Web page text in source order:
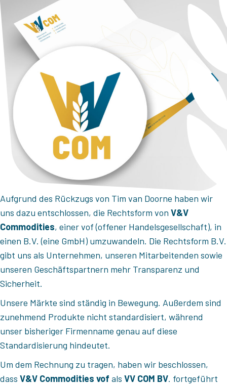
Aufgrund des Rückzugs von Tim van Doorne haben wir
uns dazu entschlossen, die Rechtsform von V&V
Commodities, einer vof (offener Handelsgesellschaft), in
einen B.V. (eine GmbH) umzuwandeln. Die Rechtsform B.V.
gibt uns als Unternehmen, unseren Mitarbeitenden sowie
unseren Geschäftspartnern mehr Transparenz und
Sicherheit.
Unsere Märkte sind ständig in Bewegung. Außerdem sind
zunehmend Produkte nicht standardisiert, während
unser bisheriger Firmenname genau auf diese
Standardisierung hindeutet.
Um dem Rechnung zu tragen, haben wir beschlossen,
dass V&V Commodities vof als VV COM BV. fortgeführt